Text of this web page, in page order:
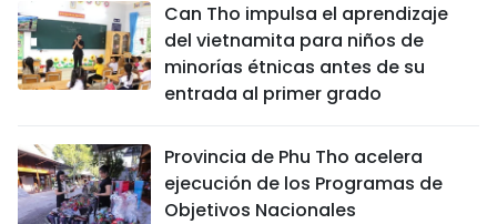
Can Tho impulsa el aprendizaje
del vietnamita para niños de
minorías étnicas antes de su
entrada al primer grado
Provincia de Phu Tho acelera
ejecución de los Programas de
Objetivos Nacionales